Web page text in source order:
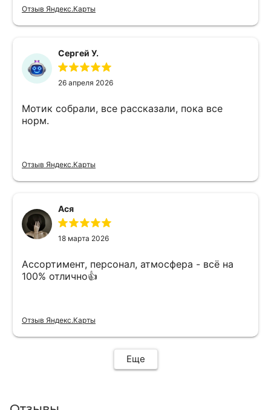
Отзыв Яндекс.Карты
Сергей У.
26 апреля 2026
Мотик собрали, все рассказали, пока все
норм.
Отзыв Яндекс.Карты
Ася
18 марта 2026
Ассортимент, персонал, атмосфера - всё на
100% отлично👍
Отзыв Яндекс.Карты
Еще